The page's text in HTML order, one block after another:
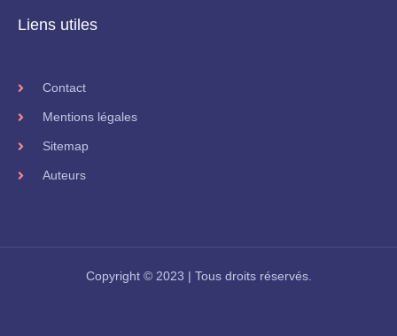
Liens utiles
Contact
Mentions légales
Sitemap
Auteurs
Copyright © 2023 | Tous droits réservés.